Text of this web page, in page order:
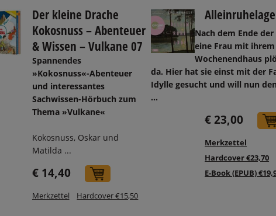
Der kleine Drache
Kokosnuss – Abenteuer
& Wissen – Vulkane 07
Spannendes
»Kokosnuss«-Abenteuer
und interessantes
Sachwissen-Hörbuch zum
Thema »Vulkane«
Kokosnuss, Oskar und
Matilda ...
€ 14,40
Merkzettel Hardcover €15,50
Alleinruhelage
Nach dem Ende
eine Frau mit ihrem
Wochenendhaus
da. Hier hat sie einst mit der
Idylle gesucht und will nun
...
€ 23,00
Merkzettel
Hardcover €23,70
E-Book (EPUB)